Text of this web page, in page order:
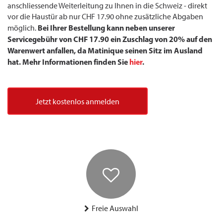
anschliessende Weiterleitung zu Ihnen in die Schweiz - direkt
vor die Haustür ab nur CHF 17.90 ohne zusätzliche Abgaben
möglich. Bei Ihrer Bestellung kann neben unserer
Servicegebühr von CHF 17.90 ein Zuschlag von 20% auf den
Warenwert anfallen, da Matinique seinen Sitz im Ausland
hat. Mehr Informationen finden Sie hier.
Jetzt kostenlos anmelden
Freie Auswahl